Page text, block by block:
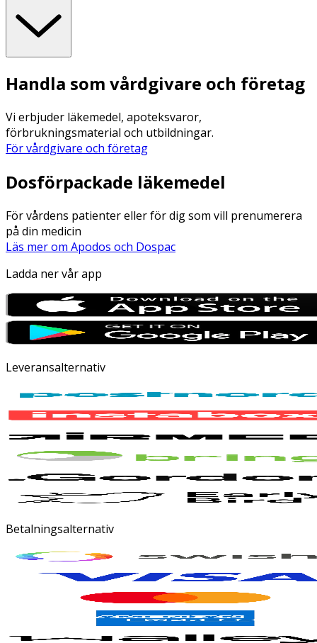
Handla som vårdgivare och företag
Vi erbjuder läkemedel, apoteksvaror,
förbrukningsmaterial och utbildningar.
För vårdgivare och företag
Dosförpackade läkemedel
För vårdens patienter eller för dig som vill prenumerera
på din medicin
Läs mer om Apodos och Dospac
Ladda ner vår app
Leveransalternativ
Betalningsalternativ